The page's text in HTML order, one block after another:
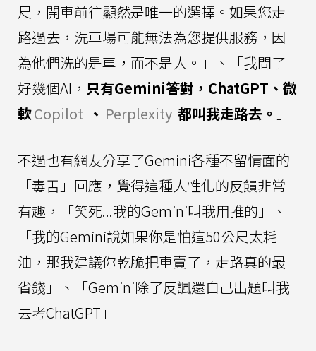
尺，開車前往顯然是唯一的選擇。如果您走
路過去，洗車場可能無法為您提供服務，因
為他們洗的是車，而不是人。」、「我問了
好幾個AI， 只有Gemini答對，ChatGPT、微
軟Copilot 、 Perplexity 都叫我走路去。 」
不過也有網友分享了Gemini各種不留情面的
「毒舌」回應，覺得這種人性化的反饋非常
有趣，「笑死...我的Gemini叫我用推的」、
「我的Gemini說如果你是怕這50公尺太耗
油，那我建議你乾脆把車賣了，走路真的最
省錢」、「Gemini除了反諷還自己出題叫我
去考ChatGPT」